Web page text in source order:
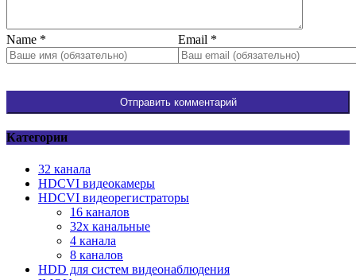
Name * Email *
Категории
32 канала
HDCVI видеокамеры
HDCVI видеорегистраторы
16 каналов
32х канальные
4 канала
8 каналов
HDD для систем видеонаблюдения